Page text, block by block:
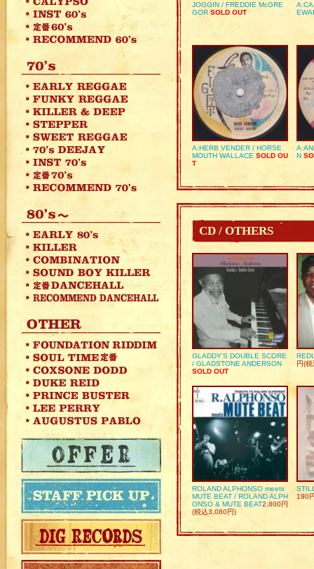
JOGGIN / FREDDIE McGRE
GOR SOLD OUT
A:HERB VENDER / HORSE
MOUTH WALLACE SOLD OU
T
N
CD / OTHERS
GLADDY’S DOUBLE SCORE
/ GLADSTONE ANDERSON
SOLD OUT
円(
ROLAND ALPHONSO meets
MUTE BEAT / ROLAND ALPH
ONSO & MUTE BEAT2,800円
(税込3,080円)
190